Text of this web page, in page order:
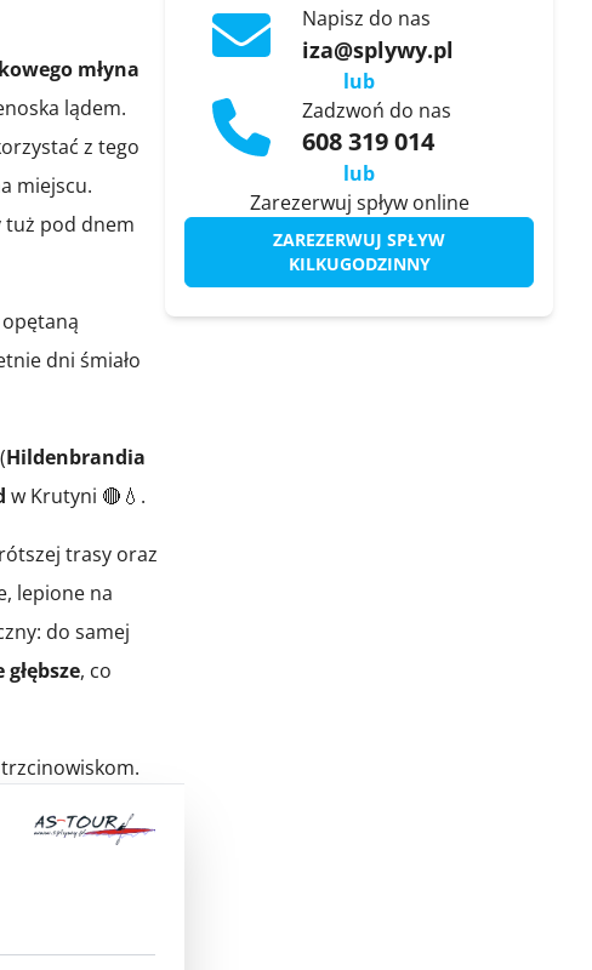
młyna
lądem.
z tego
miejscu.
tuż pod dnem
dni śmiało
Hildenbrandia
w Krutyni 🔴💧.
trasy oraz
lepione na
do samej
, co
bywa
Napisz do nas
iza@splywy.pl
lub
Zadzwoń do nas
608 319 014
lub
Zarezerwuj spływ online
ZAREZERWUJ SPŁYW
KILKUGODZINNY